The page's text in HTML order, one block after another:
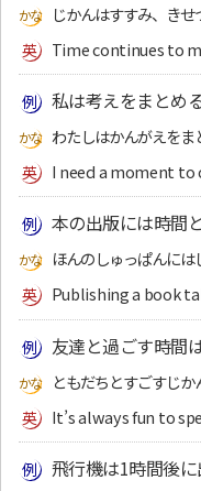
じかんはすすみ、きせ
Time continues to
私は考えをまとめ
わたしはかんがえをま
I need a moment
本の出版には時間
ほんのしゅっぱんには
Publishing a book
友達と過ごす時間
ともだちとすごすじか
It’s always fun to
飛行機は1時間後に